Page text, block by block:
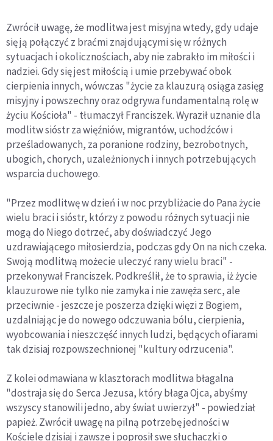
Zwrócił uwagę, że modlitwa jest misyjna wtedy, gdy udaje
się ją połączyć z braćmi znajdującymi się w różnych
sytuacjach i okolicznościach, aby nie zabrakło im miłości i
nadziei. Gdy się jest miłością i umie przebywać obok
cierpienia innych, wówczas "życie za klauzurą osiąga zasięg
misyjny i powszechny oraz odgrywa fundamentalną rolę w
życiu Kościoła" - tłumaczył Franciszek. Wyraził uznanie dla
modlitw sióstr za więźniów, migrantów, uchodźców i
prześladowanych, za poranione rodziny, bezrobotnych,
ubogich, chorych, uzależnionych i innych potrzebujących
wsparcia duchowego.
"Przez modlitwę w dzień i w noc przybliżacie do Pana życie
wielu braci i sióstr, którzy z powodu różnych sytuacji nie
mogą do Niego dotrzeć, aby doświadczyć Jego
uzdrawiającego miłosierdzia, podczas gdy On na nich czeka.
Swoją modlitwą możecie uleczyć rany wielu braci" -
przekonywał Franciszek. Podkreślił, że to sprawia, iż życie
klauzurowe nie tylko nie zamyka i nie zawęża serc, ale
przeciwnie - jeszcze je poszerza dzięki więzi z Bogiem,
uzdalniając je do nowego odczuwania bólu, cierpienia,
wyobcowania i nieszczęść innych ludzi, będących ofiarami
tak dzisiaj rozpowszechnionej "kultury odrzucenia".
Z kolei odmawiana w klasztorach modlitwa błagalna
"dostraja się do Serca Jezusa, który błaga Ojca, abyśmy
wszyscy stanowili jedno, aby świat uwierzył" - powiedział
papież. Zwrócił uwagę na pilną potrzebę jedności w
Kościele dzisiaj i zawsze i poprosił swe słuchaczki o